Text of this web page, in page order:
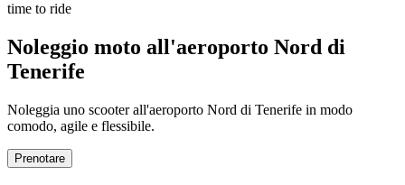
time to ride
Noleggio moto all'aeroporto Nord di
Tenerife
Noleggia uno scooter all'aeroporto Nord di Tenerife in modo
comodo, agile e flessibile.
Prenotare